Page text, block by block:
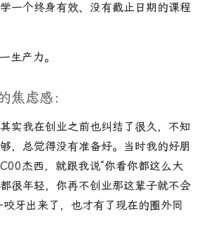
一个终身有效、没有截止日期的课程
生产力。
焦虑感：
实我在创业之前也纠结了很久，不知
，总觉得没有准备好。当时我的好朋
杰西，就跟我说“你看你都这么大
很年轻，你再不创业那这辈子就不会
牙出来了，也才有了现在的圈外同